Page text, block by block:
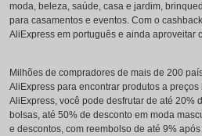
moda, beleza, saúde, casa e jardim,
para casamentos e eventos. Com o
AliExpress em português e ainda aproveitar
Milhões de compradores de mais de 200
AliExpress para encontrar produtos a
AliExpress, você pode desfrutar de até 20%
bolsas, até 50% de desconto em moda
e descontos, com reembolso de até 9%